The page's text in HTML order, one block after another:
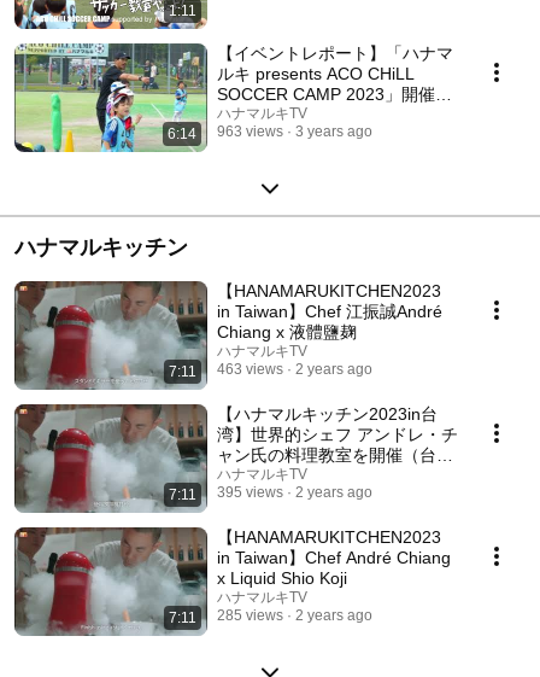
1:11
6:14
【イベントレポート】「ハナマ
ルキ presents ACO CHiLL
SOCCER CAMP 2023」開催！
サッカー元日本代表・鈴木啓太
さん、佐藤寿人さん、坪井慶介
ハナマルキTV
963 views
3 years ago
ハナマルキッチン
7:11
【HANAMARUKITCHEN2023
in Taiwan】Chef 江振誠André
Chiang x 液體鹽麹
ハナマルキTV
463 views
2 years ago
7:11
【ハナマルキッチン2023in台
湾】世界的シェフ アンドレ・チ
ャン氏の料理教室を開催（台湾
語版）
ハナマルキTV
395 views
2 years ago
7:11
【HANAMARUKITCHEN2023
in Taiwan】Chef André Chiang
x Liquid Shio Koji
ハナマルキTV
285 views
2 years ago